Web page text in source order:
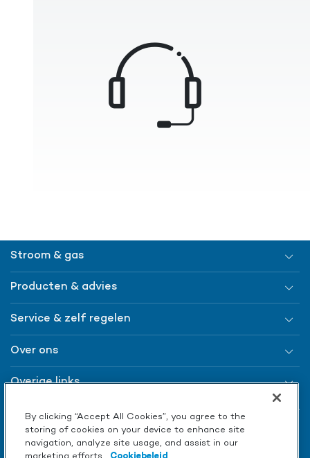
Stroom & gas
Producten & advies
Service & zelf regelen
Over ons
Overige links
By clicking “Accept All Cookies”, you agree to the
storing of cookies on your device to enhance site
navigation, analyze site usage, and assist in our